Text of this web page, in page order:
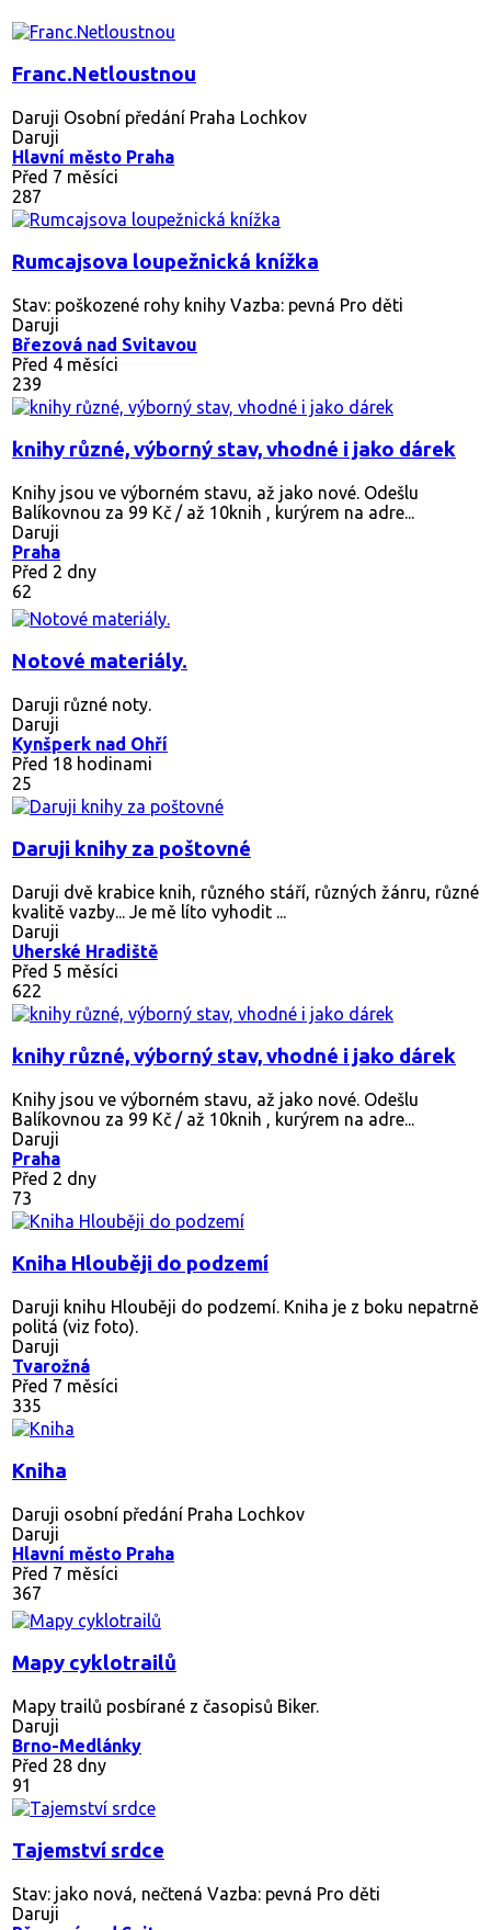
Franc.Netloustnou
Daruji Osobní předání Praha Lochkov
Daruji
Hlavní město Praha
Před 7 měsíci
287
Rumcajsova loupežnická knížka
Stav: poškozené rohy knihy Vazba: pevná Pro děti
Daruji
Březová nad Svitavou
Před 4 měsíci
239
knihy různé, výborný stav, vhodné i jako dárek
Knihy jsou ve výborném stavu, až jako nové. Odešlu
Balíkovnou za 99 Kč / až 10knih , kurýrem na adre...
Daruji
Praha
Před 2 dny
62
Notové materiály.
Daruji různé noty.
Daruji
Kynšperk nad Ohří
Před 18 hodinami
25
Daruji knihy za poštovné
Daruji dvě krabice knih, různého stáří, různých žánru, různé
kvalitě vazby... Je mě líto vyhodit ...
Daruji
Uherské Hradiště
Před 5 měsíci
622
knihy různé, výborný stav, vhodné i jako dárek
Knihy jsou ve výborném stavu, až jako nové. Odešlu
Balíkovnou za 99 Kč / až 10knih , kurýrem na adre...
Daruji
Praha
Před 2 dny
73
Kniha Hlouběji do podzemí
Daruji knihu Hlouběji do podzemí. Kniha je z boku nepatrně
politá (viz foto).
Daruji
Tvarožná
Před 7 měsíci
335
Kniha
Daruji osobní předání Praha Lochkov
Daruji
Hlavní město Praha
Před 7 měsíci
367
Mapy cyklotrailů
Mapy trailů posbírané z časopisů Biker.
Daruji
Brno-Medlánky
Před 28 dny
91
Tajemství srdce
Stav: jako nová, nečtená Vazba: pevná Pro děti
Daruji